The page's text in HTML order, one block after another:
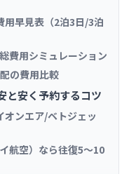
早見表（2泊3日/3泊
費用シミュレーション
の費用比較
と安く予約するコツ
オンエア/ベトジェッ
航空）なら往復5〜10